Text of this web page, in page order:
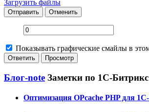
Загрузить файлы
Отправить Отменить
Показывать графические смайлы в
Блог-note Заметки по 1С-Битрикс
Оптимизация OPcache PHP для